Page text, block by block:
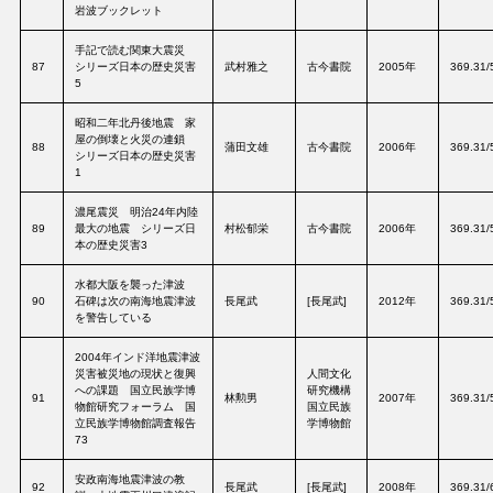
岩波ブックレット
87
手記で読む関東大震災
シリーズ日本の歴史災害
5
武村雅之 古今書院 2005年 369.31/
88
昭和二年北丹後地震 家
屋の倒壊と火災の連鎖
シリーズ日本の歴史災害
1
蒲田文雄 古今書院 2006年 369.31/
89
濃尾震災 明治24年内陸
最大の地震 シリーズ日
本の歴史災害3
村松郁栄 古今書院 2006年 369.31/
90
水都大阪を襲った津波
石碑は次の南海地震津波
を警告している
長尾武 [長尾武] 2012年 369.31/
91
2004年インド洋地震津波
災害被災地の現状と復興
への課題 国立民族学博
物館研究フォーラム 国
立民族学博物館調査報告
73
林勲男
人間文化
研究機構
国立民族
学博物館
2007年 369.31/
92
安政南海地震津波の教
長尾武 [長尾武] 2008年 369.31/